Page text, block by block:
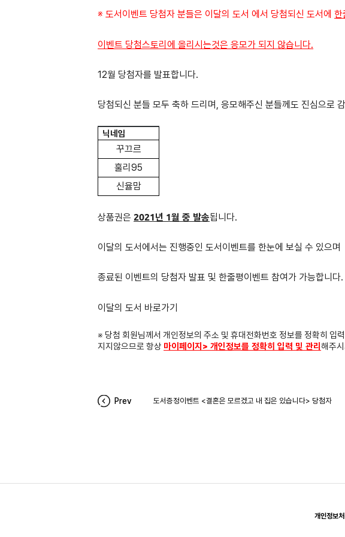
※ 도서이벤트 당첨자 분들은 이달의 도서 에서 당첨되신 도서에한
이벤트 당첨스토리에 올리시는것은 응모가 되지 않습니다.
12월 당첨자를 발표합니다.
당첨되신 분들 모두 축하 드리며, 응모해주신 분들께도 진심으로
닉네임
꾸끄르
훌리95
신율맘
상품권은2021년 1월 중 발송됩니다.
이달의 도서에서는 진행중인 도서이벤트를 한눈에 보실 수 있으며
종료된 이벤트의 당첨자 발표 및 한줄평이벤트 참여가 가능합니다.
이달의 도서 바로가기
※ 당첨 회원님께서 개인정보의 주소 및 휴대전화번호 정보를 정확히 입
지지않으므로 항상 마이페이지> 개인정보를 정확히 입력 및 관리해주
Prev 도서증정이벤트 <결혼은 모르겠고 내 집은 있습니다> 당첨자
개인정보